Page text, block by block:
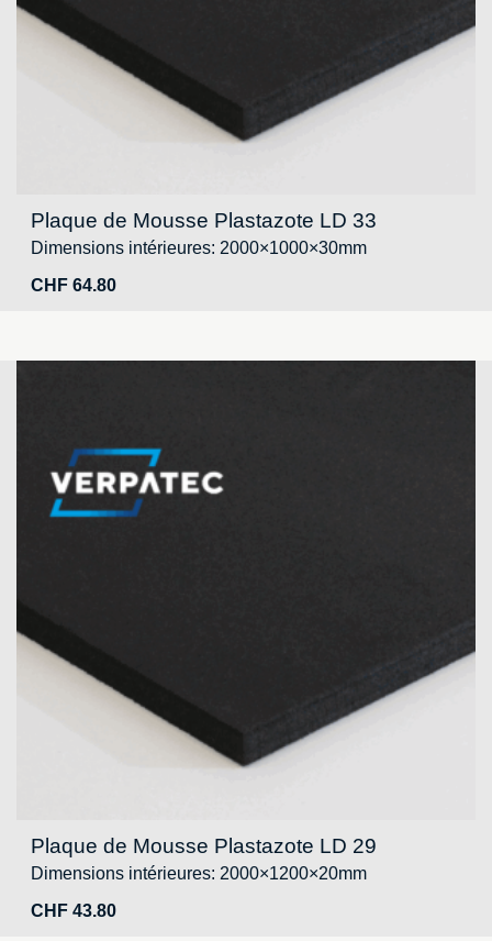
Plaque de Mousse Plastazote LD 33
Dimensions intérieures: 2000×1000×30mm
CHF 64.80
Plaque de Mousse Plastazote LD 29
Dimensions intérieures: 2000×1200×20mm
CHF 43.80